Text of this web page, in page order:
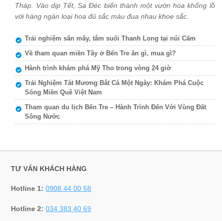
Tháp. Vào dịp Tết, Sa Đéc biến thành một vườn hoa khổng lồ
với hàng ngàn loại hoa đủ sắc màu đua nhau khoe sắc.
Trải nghiệm săn mây, tắm suối Thanh Long tại núi Cấm
Về tham quan miền Tây ở Bến Tre ăn gì, mua gì?
Hành trình khám phá Mỹ Tho trong vòng 24 giờ
Trải Nghiệm Tát Mương Bắt Cá Một Ngày: Khám Phá Cuộc
Sống Miền Quê Việt Nam
Tham quan du lịch Bến Tre – Hành Trình Đến Với Vùng Đất
Sông Nước
TƯ VẤN KHÁCH HÀNG
Hotline 1:0908 44 00 58
Hotline 2:034 383 40 69